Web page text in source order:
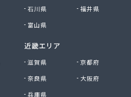
石川県
福井県
富山県
近畿エリア
滋賀県
京都府
奈良県
大阪府
兵庫県